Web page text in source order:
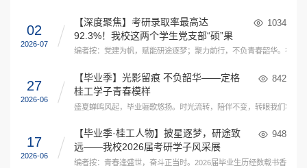
02
2026-07
【深度聚焦】考研录取率最高达
92.3%！我校这两个学生党支部“硕”果
累累
1034
编者按：党建为帆，赋能研途逐梦；聚力前行，不负青春韶华。在桂
27
2026-06
【毕业季】光影留痕 不负韶华——定格
桂工学子青春模样
842
盛夏蝉鸣风起，毕业骊歌悠扬。时光流转，陪伴不变，转眼我们将在
17
2026-06
【毕业季·桂工人物】披星逐梦，研途致
远——我校2026届考研学子风采展
（一）
948
编者按：青春逢盛世，奋斗正当时。2026届毕业生历经数载书香浸